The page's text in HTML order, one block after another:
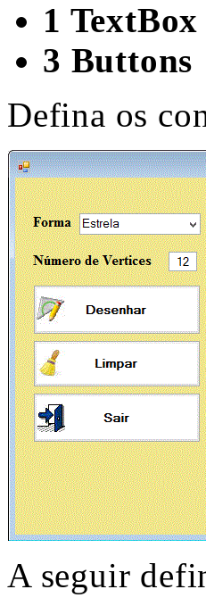
1 TextBox
3 Buttons
Defina os
A seguir